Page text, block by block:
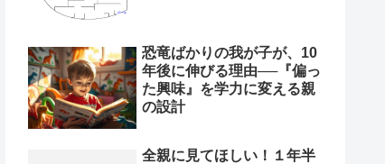
恐竜ばかりの我が子が、10
年後に伸びる理由──『偏っ
た興味』を学力に変える親
の設計
全親に見てほしい！１年半